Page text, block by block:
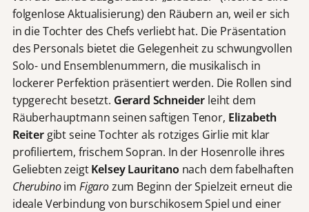
folgenlose Aktualisierung) den Räubern an, weil er sich
in die Tochter des Chefs verliebt hat. Die Präsentation
des Personals bietet die Gelegenheit zu schwungvollen
Solo- und Ensemblenummern, die musikalisch in
lockerer Perfektion präsentiert werden. Die Rollen sind
typgerecht besetzt. Gerard Schneider leiht dem
Räuberhauptmann seinen saftigen Tenor, Elizabeth
Reitergibt seine Tochter als rotziges Girlie mit klar
profiliertem, frischem Sopran. In der Hosenrolle ihres
Geliebten zeigtKelsey Lauritano nach dem fabelhaften
Cherubinoim Figarozum Beginn der Spielzeit erneut die
ideale Verbindung von burschikosem Spiel und einer